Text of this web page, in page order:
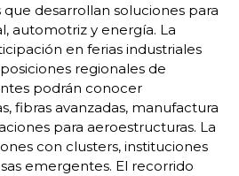
desarrollan soluciones para
automotriz y energía. La
en ferias industriales
regionales de
podrán conocer
fibras avanzadas, manufactura
para aeroestructuras. La
con clusters, instituciones
emergentes. El recorrido